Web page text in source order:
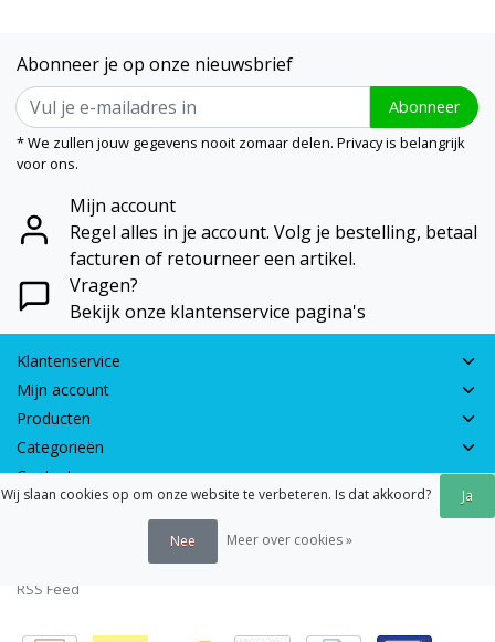
Abonneer je op onze nieuwsbrief
Abonneer
* We zullen jouw gegevens nooit zomaar delen. Privacy is belangrijk
voor ons.
Mijn account
Regel alles in je account. Volg je bestelling, betaal
facturen of retourneer een artikel.
Vragen?
Bekijk onze klantenservice pagina's
Klantenservice
Mijn account
Producten
Categorieën
Contactgegevens
© 2026 - Earth Games | Realisatie:webshop-service.nl
Algemene voorwaarden|Disclaimer
RSS Feed
Wij slaan cookies op om onze website te verbeteren. Is dat akkoord? Ja
Nee Meer over cookies »